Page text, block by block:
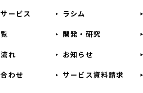
ービス ラシム
開発・研究
れ お知らせ
わせ サービス資料請求